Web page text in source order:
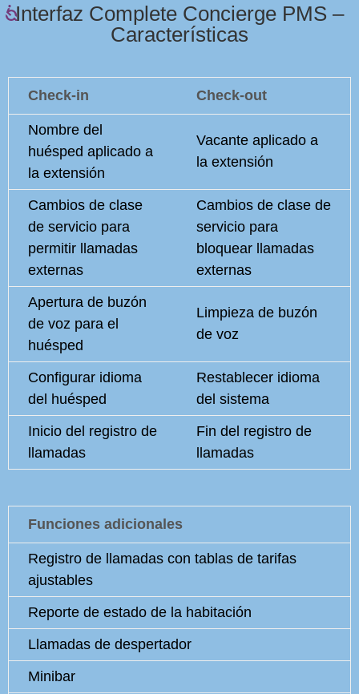
Interfaz Complete Concierge PMS –
Características
Check-in Check-out
Nombre del
huésped aplicado a
la extensión
Vacante aplicado a
la extensión
Cambios de clase
de servicio para
permitir llamadas
externas
Cambios de clase de
servicio para
bloquear llamadas
externas
Apertura de buzón
de voz para el
huésped
Limpieza de buzón
de voz
Configurar idioma
del huésped
Restablecer idioma
del sistema
Inicio del registro de
llamadas
Fin del registro de
llamadas
Funciones adicionales
Registro de llamadas con tablas de tarifas
ajustables
Reporte de estado de la habitación
Llamadas de despertador
Minibar